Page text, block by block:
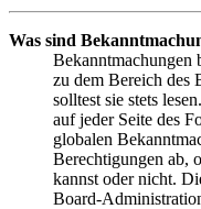
Was sind
Bekanntmachungen
zu dem Bereich des
solltest sie stets
auf jeder Seite des
globalen
Berechtigungen ab,
kannst oder nicht.
Board-